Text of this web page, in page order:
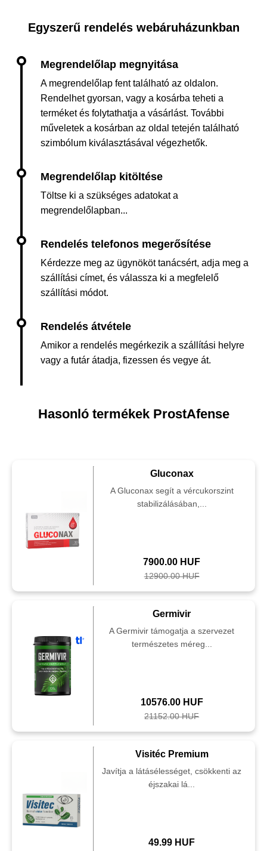
Egyszerű rendelés webáruházunkban
A megrendelőlap fent található az oldalon.
Rendelhet gyorsan, vagy a kosárba teheti a
terméket és folytathatja a vásárlást. További
műveletek a kosárban az oldal tetején található
szimbólum kiválasztásával végezhetők.
Töltse ki a szükséges adatokat a
megrendelőlapban...
Kérdezze meg az ügynököt tanácsért, adja meg a
szállítási címet, és válassza ki a megfelelő
szállítási módot.
Amikor a rendelés megérkezik a szállítási helyre
vagy a futár átadja, fizessen és vegye át.
Hasonló termékek ProstAfense
Gluconax
A Gluconax segít a vércukorszint
stabilizálásában,...
7900.00 HUF
12900.00 HUF
Germivir
A Germivir támogatja a szervezet
természetes méreg...
10576.00 HUF
21152.00 HUF
Visitéc Premium
Javítja a látásélességet, csökkenti az
éjszakai lá...
49.99 HUF